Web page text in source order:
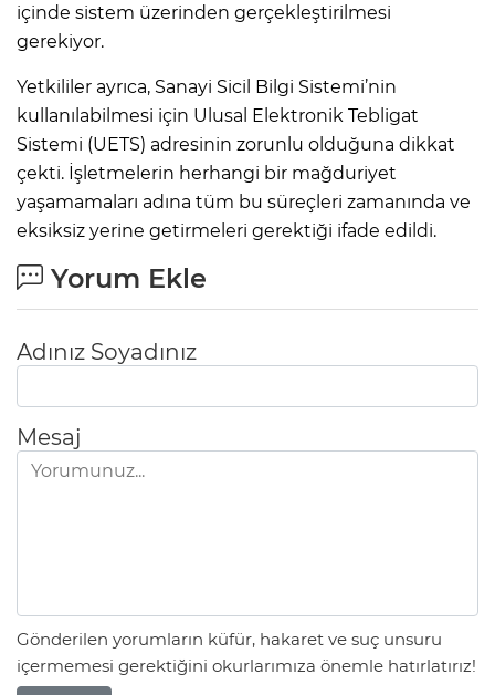
içinde sistem üzerinden gerçekleştirilmesi
gerekiyor.
Yetkililer ayrıca, Sanayi Sicil Bilgi Sistemi’nin
kullanılabilmesi için Ulusal Elektronik Tebligat
Sistemi (UETS) adresinin zorunlu olduğuna dikkat
çekti. İşletmelerin herhangi bir mağduriyet
yaşamamaları adına tüm bu süreçleri zamanında ve
eksiksiz yerine getirmeleri gerektiği ifade edildi.
Yorum Ekle
Adınız Soyadınız
Mesaj
Gönderilen yorumların küfür, hakaret ve suç unsuru
içermemesi gerektiğini okurlarımıza önemle hatırlatırız!